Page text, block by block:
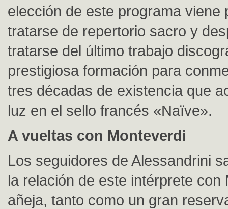
elección de este programa viene
tratarse de repertorio sacro y
tratarse del último trabajo
prestigiosa formación para
tres décadas de existencia que
luz en el sello francés «Naïve».
A vueltas con Monteverdi
Los seguidores de Alessandrini
la relación de este intérprete con
añeja, tanto como un gran